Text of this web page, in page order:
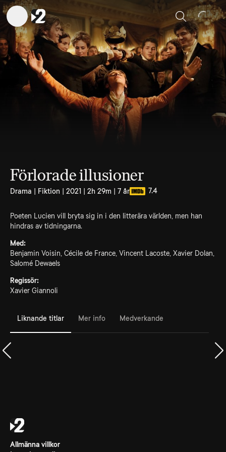
Sök
Förlorade illusioner
Drama | Fiktion | 2021 | 2h 29m | 7 år 7.4
Poeten Lucien vill bryta sig in i den litterära världen, men han
hindras av tidningarna.
Med:
Benjamin Voisin, Cécile de France, Vincent Lacoste, Xavier Dolan,
Salomé Dewaels
Regissör:
Xavier Giannoli
Liknande titlar Mer info Medverkande
Allmänna villkor